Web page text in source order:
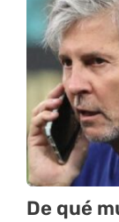
De qué